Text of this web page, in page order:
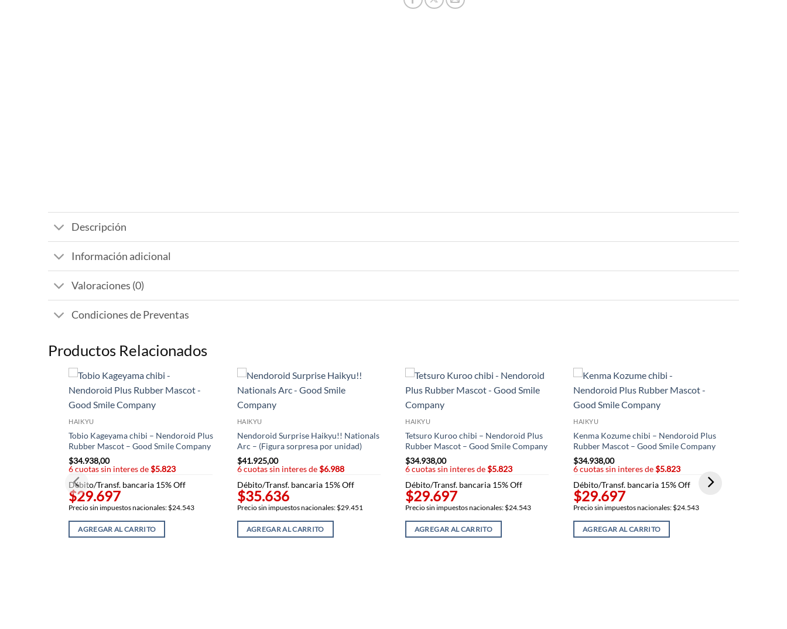
Descripción
Información adicional
Valoraciones (0)
Condiciones de Preventas
Productos Relacionados
HAIKYU
Tobio Kageyama chibi – Nendoroid Plus
Rubber Mascot – Good Smile Company
$34.938,00
6 cuotas sin interes de$5.823
Débito/Transf. bancaria 15% Off
$29.697
Precio sin impuestos nacionales: $24.543
AGREGAR AL CARRITO
HAIKYU
Nendoroid Surprise Haikyu!! Nationals
Arc – (Figura sorpresa por unidad)
$41.925,00
6 cuotas sin interes de$6.988
Débito/Transf. bancaria 15% Off
$35.636
Precio sin impuestos nacionales: $29.451
AGREGAR AL CARRITO
HAIKYU
Tetsuro Kuroo chibi – Nendoroid Plus
Rubber Mascot – Good Smile Company
$34.938,00
6 cuotas sin interes de$5.823
Débito/Transf. bancaria 15% Off
$29.697
Precio sin impuestos nacionales: $24.543
AGREGAR AL CARRITO
HAIKYU
Kenma Kozume chibi – Nendoroid Plus
Rubber Mascot – Good Smile Company
$34.938,00
6 cuotas sin interes de$5.823
Débito/Transf. bancaria 15% Off
$29.697
Precio sin impuestos nacionales: $24.543
AGREGAR AL CARRITO